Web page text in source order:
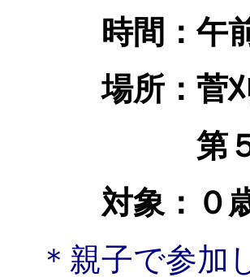
時間：午前
場所：菅
第５・
対象：０歳
＊親子で参加